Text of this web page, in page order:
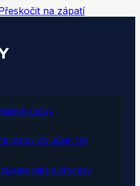
na zápatí
e-shopy
platby do účetnictví
data a procesy